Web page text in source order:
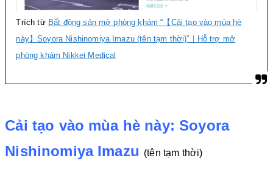
Trích từ Bất động sản mở phòng khám “【Cải tạo vào mùa hè
này】Soyora Nishinomiya Imazu (tên tạm thời)”｜Hỗ trợ mở
phòng khám Nikkei Medical
Cải tạo vào mùa hè này: Soyora
Nishinomiya Imazu (tên tạm thời)